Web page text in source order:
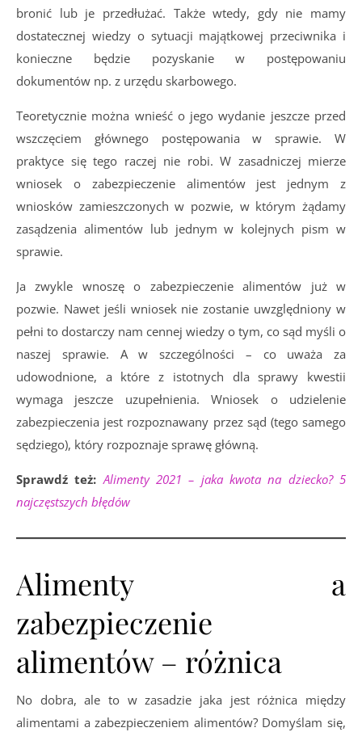
bronić lub je przedłużać. Także wtedy, gdy nie mamy
dostatecznej wiedzy o sytuacji majątkowej przeciwnika i
konieczne będzie pozyskanie w postępowaniu
dokumentów np. z urzędu skarbowego.
Teoretycznie można wnieść o jego wydanie jeszcze przed
wszczęciem głównego postępowania w sprawie. W
praktyce się tego raczej nie robi. W zasadniczej mierze
wniosek o zabezpieczenie alimentów jest jednym z
wniosków zamieszczonych w pozwie, w którym żądamy
zasądzenia alimentów lub jednym w kolejnych pism w
sprawie.
Ja zwykle wnoszę o zabezpieczenie alimentów już w
pozwie. Nawet jeśli wniosek nie zostanie uwzględniony w
pełni to dostarczy nam cennej wiedzy o tym, co sąd myśli o
naszej sprawie. A w szczególności – co uważa za
udowodnione, a które z istotnych dla sprawy kwestii
wymaga jeszcze uzupełnienia. Wniosek o udzielenie
zabezpieczenia jest rozpoznawany przez sąd (tego samego
sędziego), który rozpoznaje sprawę główną.
Sprawdź też:Alimenty 2021 – jaka kwota na dziecko? 5
najczęstszych błędów
Alimenty a
zabezpieczenie
alimentów – różnica
No dobra, ale to w zasadzie jaka jest różnica między
alimentami a zabezpieczeniem alimentów? Domyślam się,